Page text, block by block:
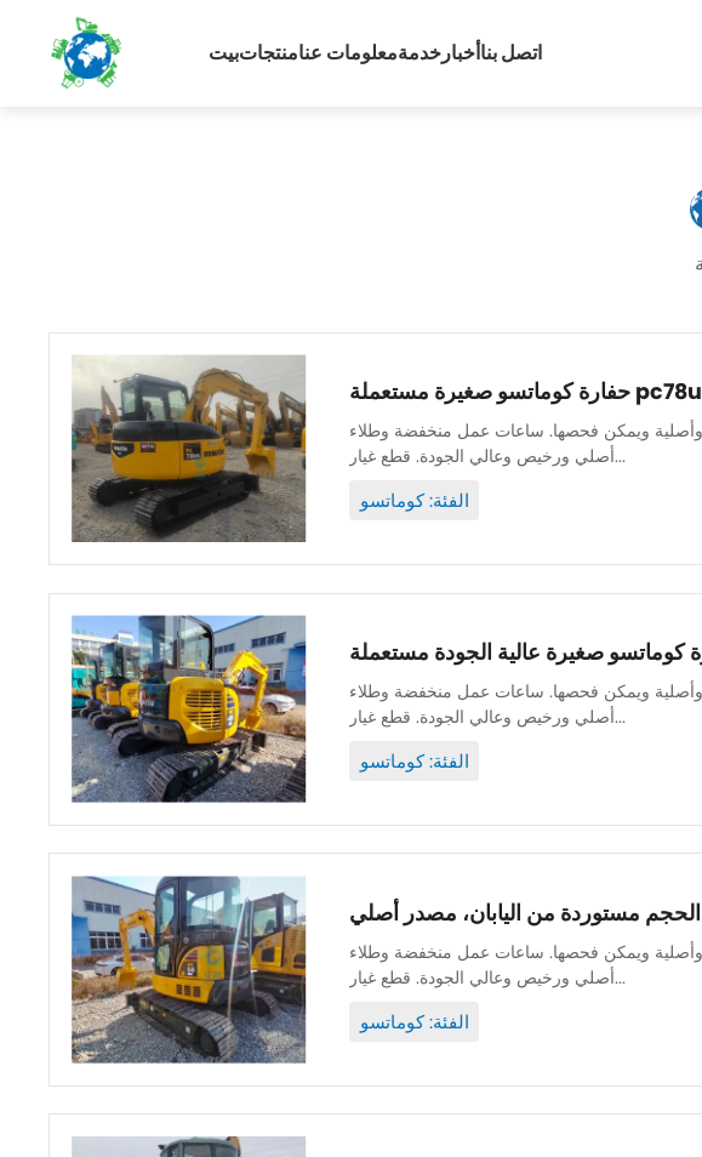
بيتمنتجاتمعلومات عناخدمةأخباراتصل بنا
وأصلية 100%. جميع الأجزاء تخضع لصيانة جيدة وأصلية ويمكن فحصها. ساعات عمل منخفضة وطلاء
أصلي ورخيص وعالي الجودة. قطع غيار...
الفئة: كوماتسو
وأصلية 100%. جميع الأجزاء تخضع لصيانة جيدة وأصلية ويمكن فحصها. ساعات عمل منخفضة وطلاء
أصلي ورخيص وعالي الجودة. قطع غيار...
الفئة: كوماتسو
وأصلية 100%. جميع الأجزاء تخضع لصيانة جيدة وأصلية ويمكن فحصها. ساعات عمل منخفضة وطلاء
أصلي ورخيص وعالي الجودة. قطع غيار...
الفئة: كوماتسو